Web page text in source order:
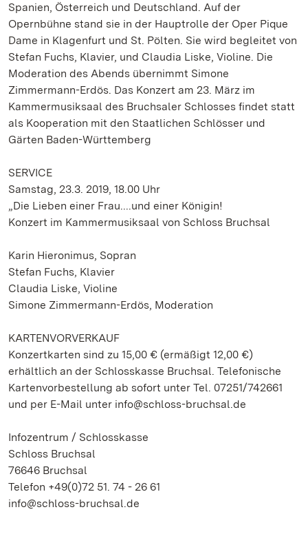
Spanien, Österreich und Deutschland. Auf der
Opernbühne stand sie in der Hauptrolle der Oper Pique
Dame in Klagenfurt und St. Pölten. Sie wird begleitet von
Stefan Fuchs, Klavier, und Claudia Liske, Violine. Die
Moderation des Abends übernimmt Simone
Zimmermann-Erdös. Das Konzert am 23. März im
Kammermusiksaal des Bruchsaler Schlosses findet statt
als Kooperation mit den Staatlichen Schlösser und
Gärten Baden-Württemberg
SERVICE
Samstag, 23.3. 2019, 18.00 Uhr
„Die Lieben einer Frau....und einer Königin!
Konzert im Kammermusiksaal von Schloss Bruchsal
Karin Hieronimus, Sopran
Stefan Fuchs, Klavier
Claudia Liske, Violine
Simone Zimmermann-Erdös, Moderation
KARTENVORVERKAUF
Konzertkarten sind zu 15,00 € (ermäßigt 12,00 €)
erhältlich an der Schlosskasse Bruchsal. Telefonische
Kartenvorbestellung ab sofort unter Tel. 07251/742661
und per E-Mail unter info@schloss-bruchsal.de
Infozentrum / Schlosskasse
Schloss Bruchsal
76646 Bruchsal
Telefon +49(0)72 51. 74 - 26 61
info@schloss-bruchsal.de